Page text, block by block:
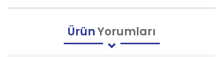
ÜrünYorumları